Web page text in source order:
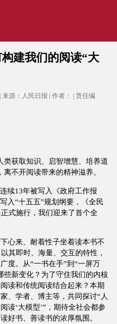
建我们的阅读“大
源：人民日报 | 作者： | 责任编
类获取知识、启智增慧、培养道
不开阅读带来的精神滋养。
续13年被写入《政府工作报
入“十五五”规划纲要，《全民
式施行，我们迎来了首个全
心来、耐着性子坐着读本书不
其即时、海量、交互的特性，
度。从“一书在手”到“一屏万
些新变化？为了守住我们的内核
读和传统阅读结合起来？本期
、学者、博主等，共同探讨“人
读‘大模型’”，期待全社会都参
好书、善读书的浓厚氛围。